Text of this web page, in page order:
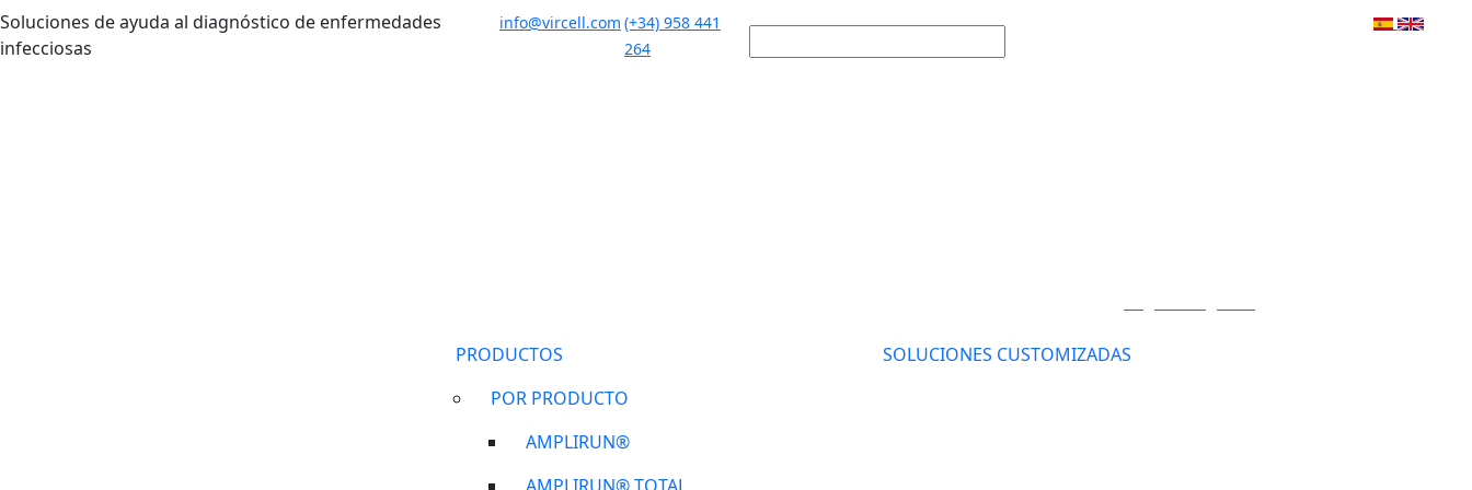
Pasar al contenido principal
Soluciones de ayuda al diagnóstico de enfermedades
infecciosas
info@vircell.com (+34) 958 441
264
PRODUCTOS
POR PRODUCTO
AMPLIRUN®
SOLUCIONES CUSTOMIZADAS